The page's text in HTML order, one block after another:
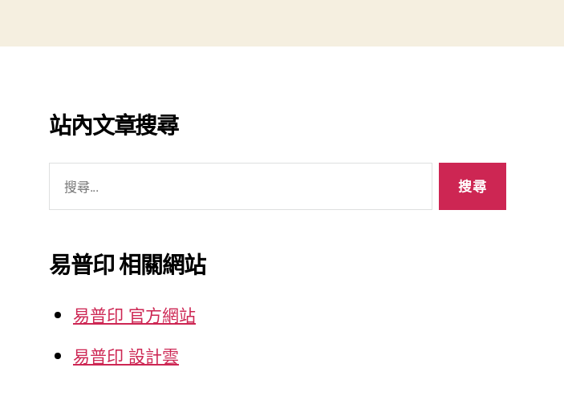
密
日
本、
美
國
台
新
的
站內文章搜尋
字:
易普印 相關網站
易普印 官方網站
易普印 設計雲